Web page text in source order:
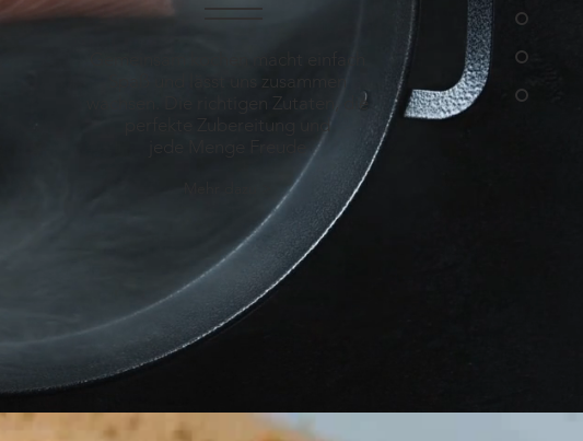
Spaß und lässt uns zusammen
wachsen. Die richtigen Zutaten, die
perfekte Zubereitung und